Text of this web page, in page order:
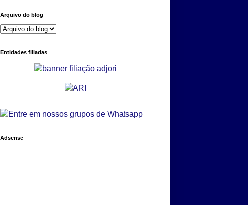
Arquivo do blog
Entidades filiadas
Adsense